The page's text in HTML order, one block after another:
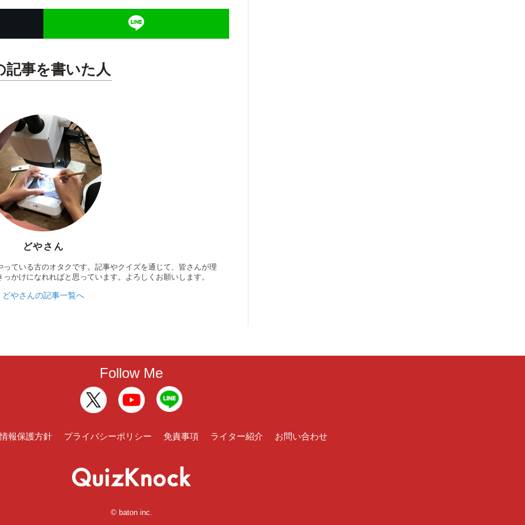
記事を書いた人
どやさん
ている古のオタクです。記事やクイズを通じて、皆さんが理
かけになれればと思っています。よろしくお願いします。
どやさんの記事一覧へ
Follow Me
報保護方針 プライバシーポリシー 免責事項 ライター紹介 お問い合わせ
© baton inc.